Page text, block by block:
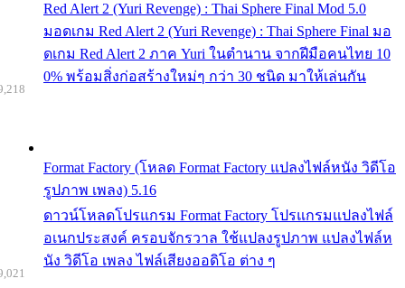
Red Alert 2 (Yuri Revenge) : Thai Sphere Final Mod 5.0
มอดเกม Red Alert 2 (Yuri Revenge) : Thai Sphere Final มอ
ดเกม Red Alert 2 ภาค Yuri ในตำนาน จากฝีมือคนไทย 10
0% พร้อมสิ่งก่อสร้างใหม่ๆ กว่า 30 ชนิด มาให้เล่นกัน
Format Factory (โหลด Format Factory แปลงไฟล์หนัง วิดีโอ
รูปภาพ เพลง) 5.16
ดาวน์โหลดโปรแกรม Format Factory โปรแกรมแปลงไฟล์
อเนกประสงค์ ครอบจักรวาล ใช้แปลงรูปภาพ แปลงไฟล์ห
นัง วิดีโอ เพลง ไฟล์เสียงออดิโอ ต่าง ๆ